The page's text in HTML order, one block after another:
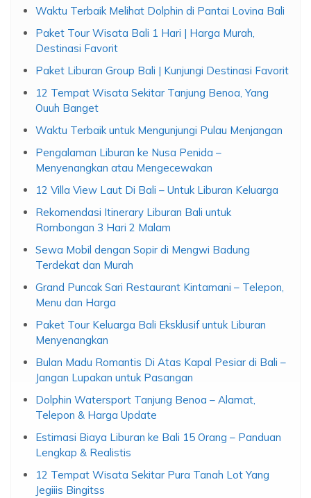
Waktu Terbaik Melihat Dolphin di Pantai Lovina Bali
Paket Tour Wisata Bali 1 Hari | Harga Murah,
Destinasi Favorit
Paket Liburan Group Bali | Kunjungi Destinasi Favorit
12 Tempat Wisata Sekitar Tanjung Benoa, Yang
Ouuh Banget
Waktu Terbaik untuk Mengunjungi Pulau Menjangan
Pengalaman Liburan ke Nusa Penida –
Menyenangkan atau Mengecewakan
12 Villa View Laut Di Bali – Untuk Liburan Keluarga
Rekomendasi Itinerary Liburan Bali untuk
Rombongan 3 Hari 2 Malam
Sewa Mobil dengan Sopir di Mengwi Badung
Terdekat dan Murah
Grand Puncak Sari Restaurant Kintamani – Telepon,
Menu dan Harga
Paket Tour Keluarga Bali Eksklusif untuk Liburan
Menyenangkan
Bulan Madu Romantis Di Atas Kapal Pesiar di Bali –
Jangan Lupakan untuk Pasangan
Dolphin Watersport Tanjung Benoa – Alamat,
Telepon & Harga Update
Estimasi Biaya Liburan ke Bali 15 Orang – Panduan
Lengkap & Realistis
12 Tempat Wisata Sekitar Pura Tanah Lot Yang
Jegiiis Bingitss